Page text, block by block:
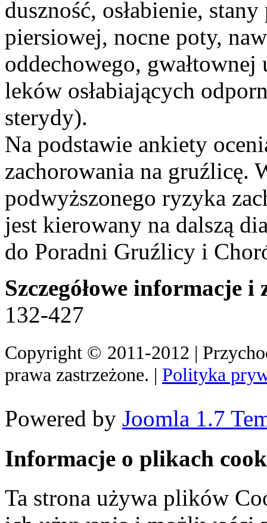
duszność, osłabienie,
piersiowej, nocne poty,
oddechowego,
leków osłabiających
sterydy).
Na podstawie ankiety
zachorowania na gruźlicę.
podwyższonego ryzyka
jest kierowany na dalszą
do Poradni Gruźlicy i
Szczegółowe informacje i
132-427
Copyright © 2011-2012 |
prawa zastrzeżone. | Polityka
Powered by Joomla 1.7
Informacje o plikach
Ta strona używa plików